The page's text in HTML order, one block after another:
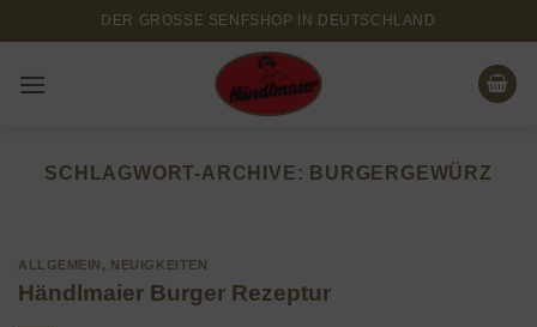
Inhalt
springen
DER GROSSE SENFSHOP IN DEUTSCHLAND
SCHLAGWORT-ARCHIVE: BURGERGEWÜRZ
ALLGEMEIN , NEUIGKEITEN
Händlmaier Burger Rezeptur